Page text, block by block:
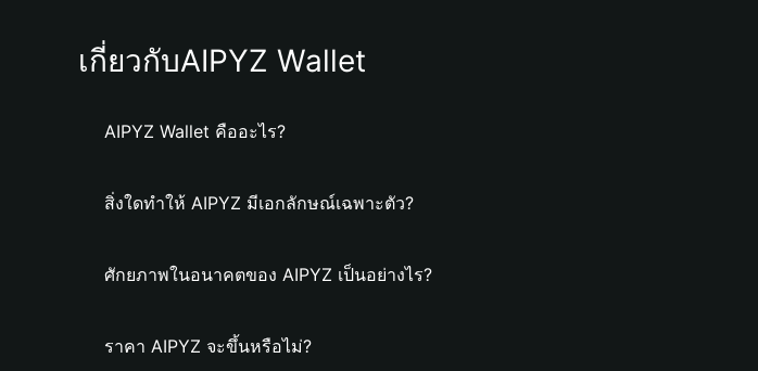
เกี่ยวกับAIPYZ Wallet
AIPYZ Wallet คืออะไร?
สิ่งใดทำให้ AIPYZ มีเอกลักษณ์เฉพาะตัว?
ศักยภาพในอนาคตของ AIPYZ เป็นอย่างไร?
ราคา AIPYZ จะขึ้นหรือไม่?